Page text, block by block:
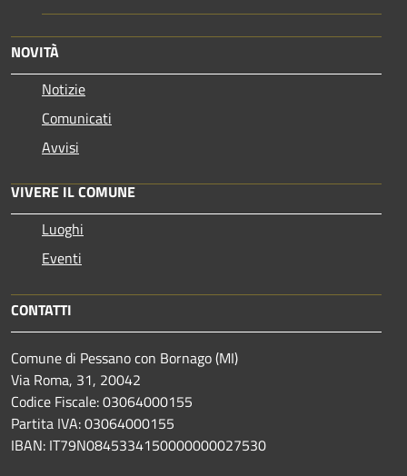
NOVITÀ
Notizie
Comunicati
Avvisi
VIVERE IL COMUNE
Luoghi
Eventi
CONTATTI
Comune di Pessano con Bornago (MI)
Via Roma, 31, 20042
Codice Fiscale: 03064000155
Partita IVA: 03064000155
IBAN: IT79N0845334150000000027530